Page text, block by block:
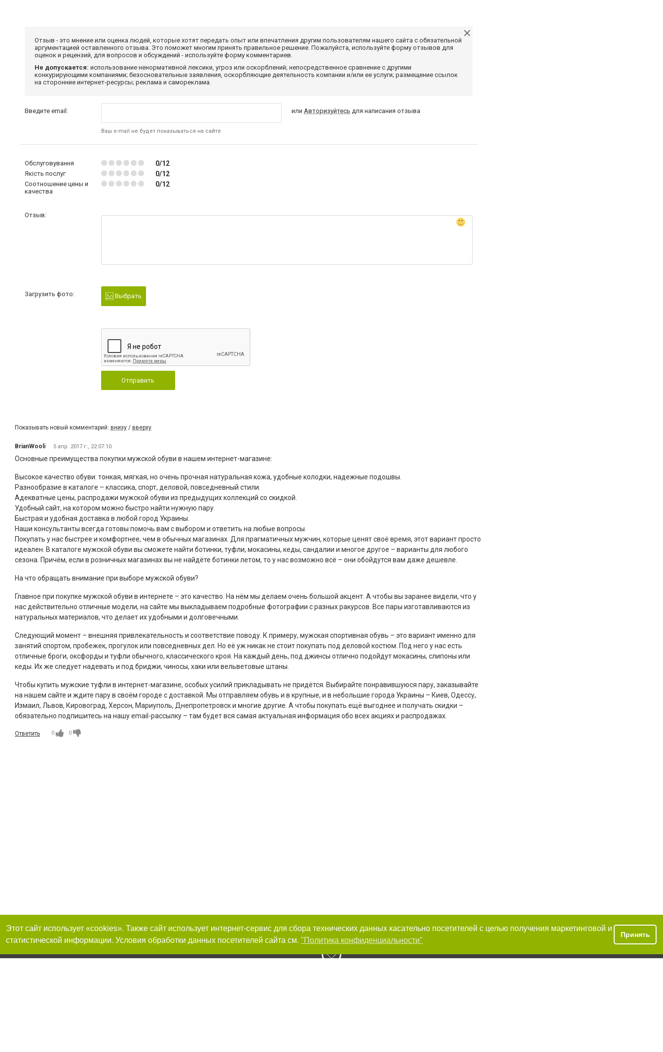
Отзыв - это мнение или оценка людей, которые хотят передать опыт или впечатления другим пользователям нашего сайта с обязательной
аргументацией оставленного отзыва. Это поможет многим принять правильное решение. Пожалуйста, используйте форму отзывов для
оценок и рецензий, для вопросов и обсуждений - используйте форму комментариев.
Не допускается: использование ненормативной лексики, угроз или оскорблений; непосредственное сравнение с другими
конкурирующими компаниями; безосновательные заявления, оскорбляющие деятельность компании и/или ее услуги; размещение ссылок
на сторонние интернет-ресурсы; реклама и самореклама.
Введите email:
Ваш e-mail не будет показываться на сайте
или Авторизуйтесь для написания отзыва
Обслуговування 0/12
Якість послуг 0/12
Соотношение цены и
качества
0/12
Отзыв:
Загрузить фото: Выбрать
Отправить
Показывать новый комментарий: внизу / вверху
BrianWooli 5 апр. 2017 г., 22:07:10
Основные преимущества покупки мужской обуви в нашем интернет-магазине:
Высокое качество обуви: тонкая, мягкая, но очень прочная натуральная кожа, удобные колодки, надежные подошвы.
Разнообразие в каталоге – классика, спорт, деловой, повседневный стили.
Адекватные цены, распродажи мужской обуви из предыдущих коллекций со скидкой.
Удобный сайт, на котором можно быстро найти нужную пару.
Быстрая и удобная доставка в любой город Украины.
Наши консультанты всегда готовы помочь вам с выбором и ответить на любые вопросы.
Покупать у нас быстрее и комфортнее, чем в обычных магазинах. Для прагматичных мужчин, которые ценят своё время, этот вариант просто
идеален. В каталоге мужской обуви вы сможете найти ботинки, туфли, мокасины, кеды, сандалии и многое другое – варианты для любого
сезона. Причём, если в розничных магазинах вы не найдёте ботинки летом, то у нас возможно всё – они обойдутся вам даже дешевле.
На что обращать внимание при выборе мужской обуви?
Главное при покупке мужской обуви в интернете – это качество. На нём мы делаем очень большой акцент. А чтобы вы заранее видели, что у
нас действительно отличные модели, на сайте мы выкладываем подробные фотографии с разных ракурсов. Все пары изготавливаются из
натуральных материалов, что делает их удобными и долговечными.
Следующий момент – внешняя привлекательность и соответствие поводу. К примеру, мужская спортивная обувь – это вариант именно для
занятий спортом, пробежек, прогулок или повседневных дел. Но её уж никак не стоит покупать под деловой костюм. Под него у нас есть
отличные броги, оксфорды и туфли обычного, классического кроя. На каждый день, под джинсы отлично подойдут мокасины, слипоны или
кеды. Их же следует надевать и под бриджи, чиносы, хаки или вельветовые штаны.
Чтобы купить мужские туфли в интернет-магазине, особых усилий прикладывать не придётся. Выбирайте понравившуюся пару, заказывайте
на нашем сайте и ждите пару в своём городе с доставкой. Мы отправляем обувь и в крупные, и в небольшие города Украины – Киев, Одессу,
Измаил, Львов, Кировоград, Херсон, Мариуполь, Днепропетровск и многие другие. А чтобы покупать ещё выгоднее и получать скидки –
обязательно подпишитесь на нашу email-рассылку – там будет вся самая актуальная информация обо всех акциях и распродажах.
Ответить 0 0
Этот сайт использует «cookies». Также сайт использует интернет-сервис для сбора технических данных касательно посетителей с целью получения маркетинговой и
статистической информации. Условия обработки данных посетителей сайта см. "Политика конфиденциальности"
Принять